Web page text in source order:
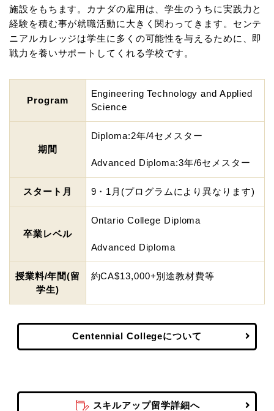
施設をもちます。カナダの雇用は、学生のうちに実践力と
経験を積む事が就職活動に大きく関わってきます。センテ
ニアルカレッジは学生に多くの可能性を与えるために、即
戦力を養いサポートしてくれる学校です。
Program
Engineering Technology and Applied
Science
期間
Diploma:2年/4セメスター
Advanced Diploma:3年/6セメスター
スタート月 9・1月(プログラムにより異なります)
卒業レベル
Ontario College Diploma
Advanced Diploma
授業料/年間(留
学生)
約CA$13,000+別途教材費等
Centennial Collegeについて
スキルアップ留学詳細へ